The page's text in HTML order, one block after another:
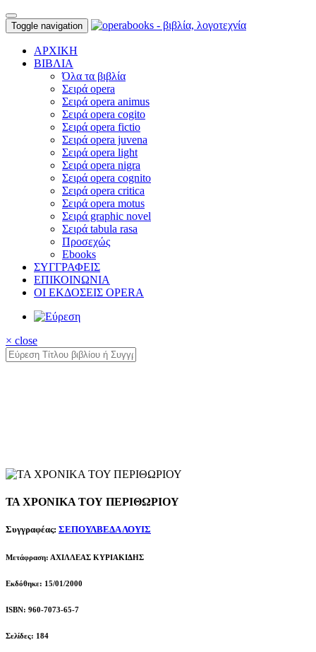
Toggle navigation
ΑΡΧΙΚΗ
ΒΙΒΛΙΑ
Όλα τα βιβλία
Σειρά opera
Σειρά opera animus
Σειρά opera cogito
Σειρά opera fictio
Σειρά opera juvena
Σειρά opera light
Σειρά opera nigra
Σειρά opera cognito
Σειρά opera critica
Σειρά opera motus
Σειρά graphic novel
Σειρά tabula rasa
Προσεχώς
Ebooks
ΣΥΓΓΡΑΦΕΙΣ
ΕΠΙΚΟΙΝΩΝΙΑ
ΟΙ ΕΚΔΟΣΕΙΣ OPERA
× close
ΤΑ ΧΡΟΝΙΚΑ ΤΟΥ ΠΕΡΙΘΩΡΙΟΥ
Συγγραφέας: ΣΕΠΟΥΛΒΕΔΑ ΛΟΥΙΣ
Μετάφραση: ΑΧΙΛΛΕΑΣ ΚΥΡΙΑΚΙΔΗΣ
Εκδόθηκε: 15/01/2000
ISBN: 960-7073-65-7
Σελίδες: 184